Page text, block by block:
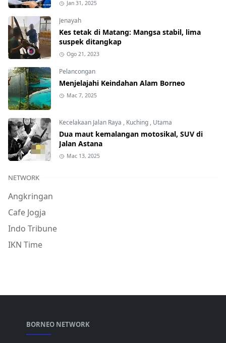
Jan 31, 2025
Jenayah
Kes tetak di Matang: Mangsa stabil, lima
suspek ditangkap
Ogo 21, 2023
Pelancongan
Menjelajahi Keindahan Alam Borneo
Mac 7, 2025
Kecelakaan Jalan Raya , Kuching, Utama
Dua maut kemalangan motosikal, SUV di
Jalan Astana
Mac 13, 2025
NETWORK
Angkringan
Cafe Jogja
Indo Tribune
IKN Time
BORNEO NETWORK